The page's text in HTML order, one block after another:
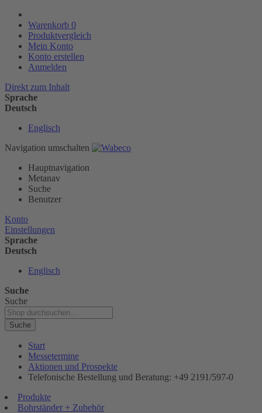
Warenkorb 0
Produktvergleich
Mein Konto
Konto erstellen
Anmelden
Direkt zum Inhalt
Sprache
Deutsch
Englisch
Navigation umschalten
Hauptnavigation
Metanav
Suche
Benutzer
Konto
Einstellungen
Sprache
Deutsch
Englisch
Suche
Suche
Suche
Start
Messetermine
Aktionen und Prospekte
Telefonische Bestellung und Beratung: +49 2191/597-0
Produkte
Bohrständer + Zubehör